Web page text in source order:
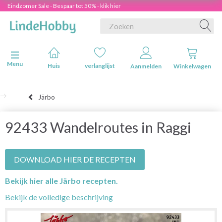
Eindzomer Sale - Bespaar tot 50% - klik hier
Navigatie in-/uitschakelen
Menu
Huis verlanglijst Aanmelden Winkelwagen
Järbo
92433 Wandelroutes in Raggi
DOWNLOAD HIER DE RECEPTEN
Bekijk hier alle Järbo recepten.
Bekijk de volledige beschrijving